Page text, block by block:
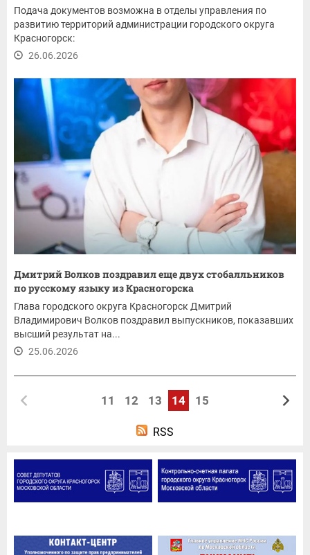
Подача документов возможна в отделы управления по
развитию территорий администрации городского округа
Красногорск:
26.06.2026
Дмитрий Волков поздравил еще двух стобалльников
по русскому языку из Красногорска
Глава городского округа Красногорск Дмитрий
Владимирович Волков поздравил выпускников, показавших
высший результат на...
25.06.2026
11 12 13 14 15
RSS